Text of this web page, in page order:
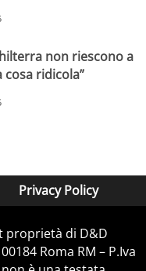
non riescono a
cosa ridicola”
Privacy Policy
proprietà di D&D
Roma RM – P.Iva